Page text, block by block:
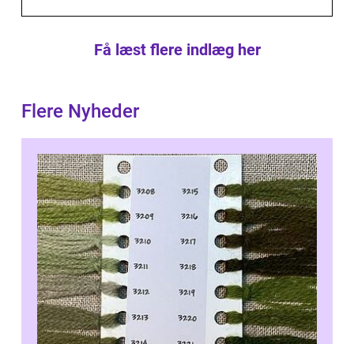
Få læst flere indlæg her
Flere Nyheder